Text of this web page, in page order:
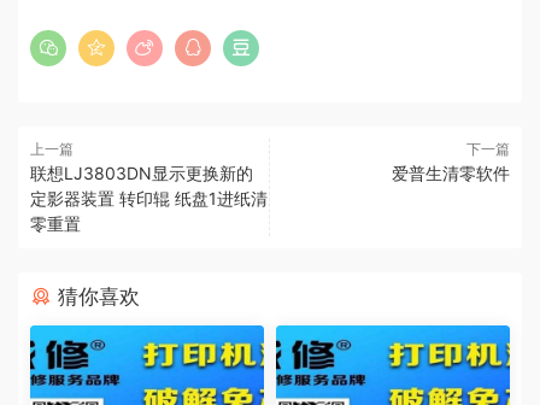
上一篇
联想LJ3803DN显示更换新的
定影器装置 转印辊 纸盘1进纸清
零重置
下一篇
爱普生清零软件
猜你喜欢